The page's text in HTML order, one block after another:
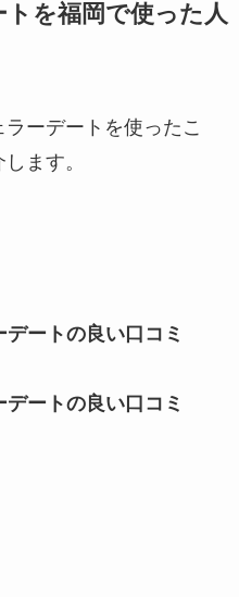
を福岡で使った人
ーデートを使ったこ
ます。
ートの良い口コミ
ートの良い口コミ